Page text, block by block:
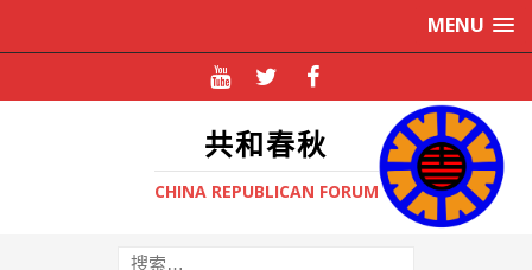
MENU
共和春秋
CHINA REPUBLICAN FORUM